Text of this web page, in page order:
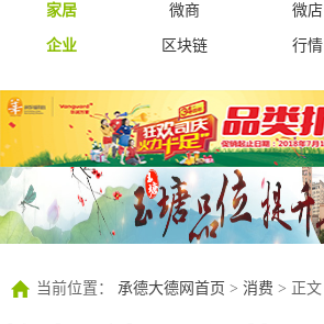
家居
微商 微店
企业
区块链 行情
当前位置： 承德大德网首页 > 消费 > 正文